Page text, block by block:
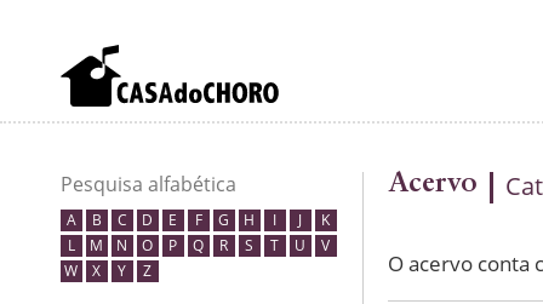
Pesquisa alfabética
A B C D E F G H I J
K
L
M N O P Q R S T U
V
W
X Y Z
Acervo
O acervo conta